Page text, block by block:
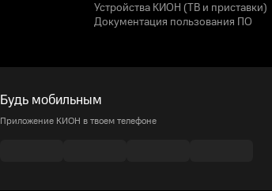
Устройства КИОН (ТВ и приставки)
Документация пользования ПО
Будь мобильным
Приложение КИОН в твоем телефоне